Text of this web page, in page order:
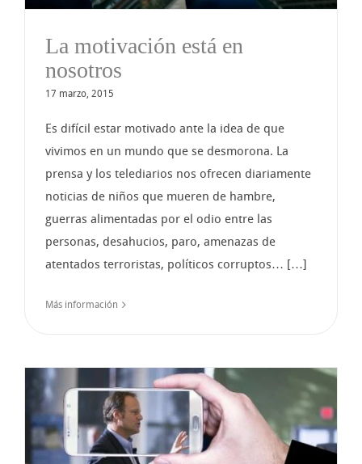
La motivación está en
nosotros
17 marzo, 2015
Es difícil estar motivado ante la idea de que
vivimos en un mundo que se desmorona. La
prensa y los telediarios nos ofrecen diariamente
noticias de niños que mueren de hambre,
guerras alimentadas por el odio entre las
personas, desahucios, paro, amenazas de
atentados terroristas, políticos corruptos… […]
Más información